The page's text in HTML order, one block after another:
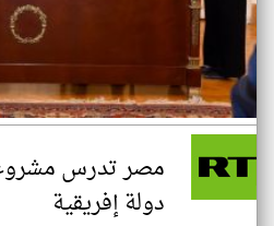
مصر تدرس
دولة إفريقية